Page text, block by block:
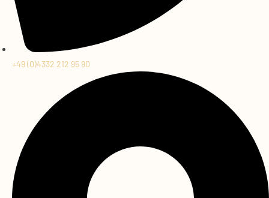
+49 (0)4332 212 95 90